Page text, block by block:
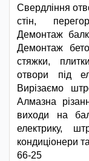
Свердління
стін,
Демонтаж
Демонтаж
стяжки,
отвори під
Вирізаємо
Алмазна
виходи на
електрику,
кондиціонери
66-25